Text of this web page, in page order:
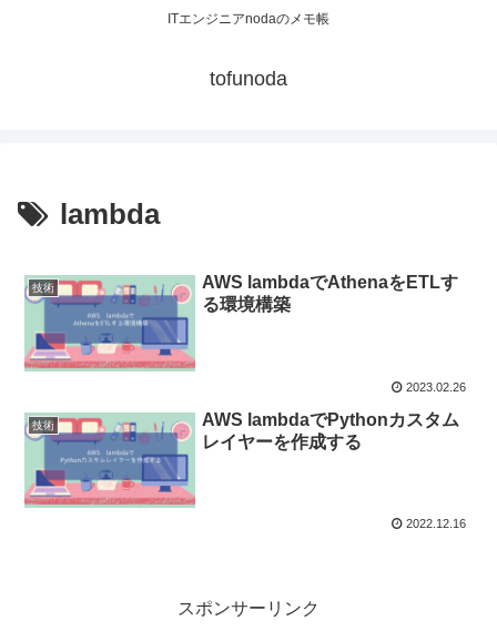
ITエンジニアnodaのメモ帳
tofunoda
lambda
技術
AWS lambdaでAthenaをETLす
る環境構築
2023.02.26
技術
AWS lambdaでPythonカスタム
レイヤーを作成する
2022.12.16
スポンサーリンク